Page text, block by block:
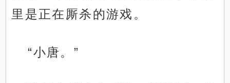
里是正在厮杀的游戏。
“小唐。”